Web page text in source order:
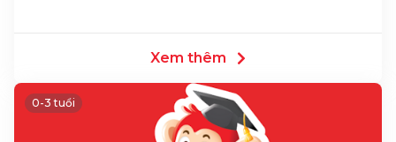
Xem thêm
0-3 tuổi